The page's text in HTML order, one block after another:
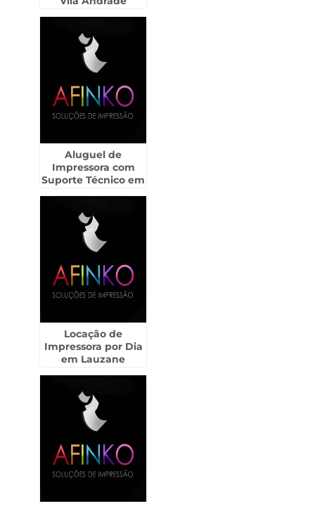
Aluguel de
Impressora com
Suporte Técnico em
Locação de
Impressora por Dia
em Lauzane